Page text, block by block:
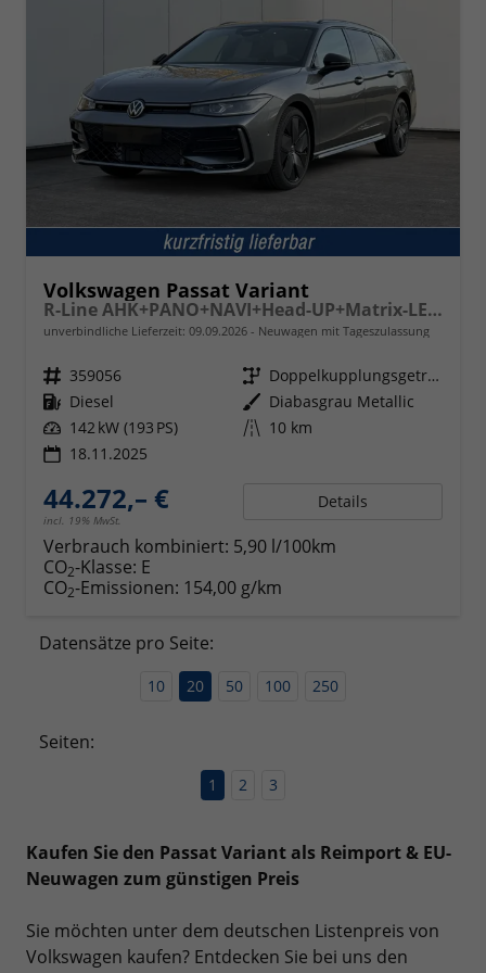
Volkswagen Passat Variant
R-Line AHK+PANO+NAVI+Head-UP+Matrix-LED+ACC
unverbindliche Lieferzeit: 09.09.2026 Neuwagen mit Tageszulassung
Fahrzeugnr. 359056 Getriebe
Doppelkupplungsgetriebe (DSG)
Kraftstoff Diesel Außenfarbe Diabasgrau Metallic
Leistung 142 kW (193 PS) Kilometerstand 10 km
18.11.2025
44.272,– €
incl. 19% MwSt.
Details
Verbrauch kombiniert: 5,90 l/100km
CO2-Klasse: E
CO2-Emissionen: 154,00 g/km
Datensätze pro Seite:
10 20 50 100 250
Seiten:
1 2 3
Kaufen Sie den Passat Variant als Reimport & EU-
Neuwagen zum günstigen Preis
Sie möchten unter dem deutschen Listenpreis von
Volkswagen kaufen? Entdecken Sie bei uns den